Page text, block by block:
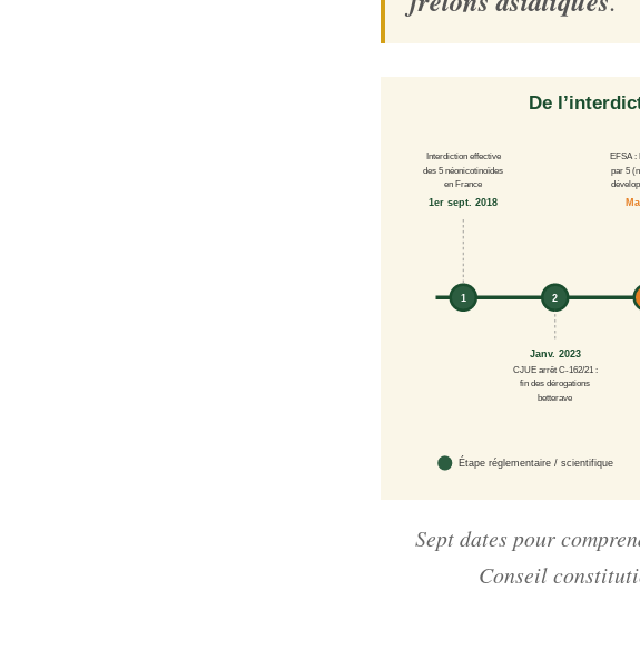
De
1
1er sept. 2018
en France
des 5 néonicotinoïdes
Interdiction effective
2
Janv. 2023
CJUE arrêt C-162/21 :
fin des dérogations
betterave
par 5
EFSA :
Étape réglementaire / scientifique
Sept dates pour
Conseil